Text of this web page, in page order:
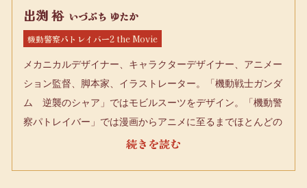
出渕 裕 いづぶち ゆたか
機動警察パトレイバー2 the Movie
メカニカルデザイナー、キャラクターデザイナー、アニメー
ション監督、脚本家、イラストレーター。「機動戦士ガンダ
ム 逆襲のシャア」ではモビルスーツをデザイン。「機動警
察パトレイバー」では漫画からアニメに至るまでほとんどの
レイバーやその他メカデザインを担当。「ラーゼフォン」に